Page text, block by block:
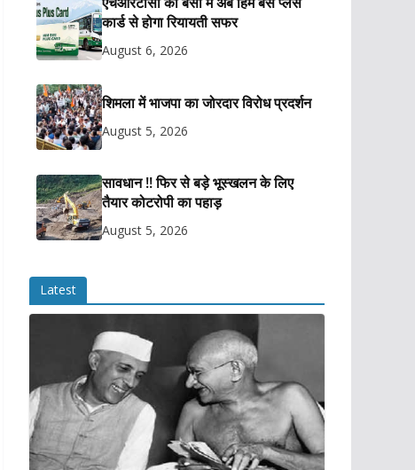
कार्ड से होगा रियायती सफर
August 6, 2026
शिमला में भाजपा का जोरदार विरोध प्रदर्शन
August 5, 2026
सावधान !! फिर से बड़े भूस्खलन के लिए
तैयार कोटरोपी का पहाड़
August 5, 2026
Latest